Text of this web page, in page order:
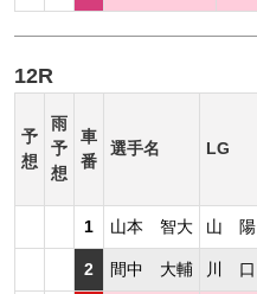
12R
予
想
雨
予
想
車
番
選手名 LG
1 山本 智大 山 陽
2 間中 大輔 川 口